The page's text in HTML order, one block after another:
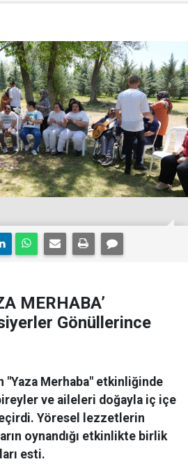
MERHABA’
Gönüllerince
"Yaza Merhaba" etkinliğinde
ve aileleri doğayla iç içe
Yöresel lezzetlerin
oynandığı etkinlikte birlik
esti.